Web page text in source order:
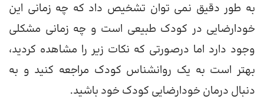
به طور دقیق نمی توان تشخیص داد که چه زمانی این
خودارضایی در کودک طبیعی است و چه زمانی مشکلی
وجود دارد اما درصورتی که نکات زیر را مشاهده کردید،
بهتر است به یک روانشناس کودک مراجعه کنید و به
دنبال درمان خودارضایی کودک خود باشید.